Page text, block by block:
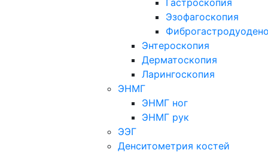
Гастроскопия
Эзофагоскопия
Энтероскопия
Дерматоскопия
Ларингоскопия
ЭНМГ
ЭНМГ ног
ЭНМГ рук
ЭЭГ
Денситометрия костей